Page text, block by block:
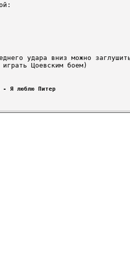
удара вниз можно
Цоевским боем)
- Я люблю Питер